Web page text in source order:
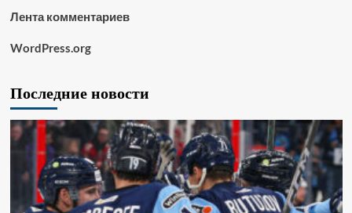
Лента комментариев
WordPress.org
Последние новости